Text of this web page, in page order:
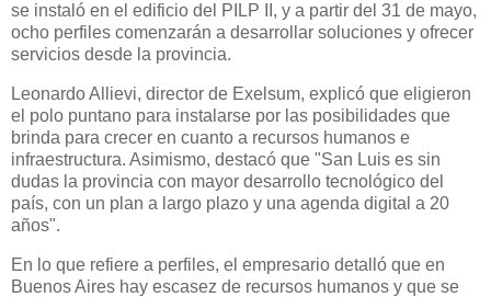
se instaló en el edificio del PILP II, y a partir del 31 de mayo,
ocho perfiles comenzarán a desarrollar soluciones y ofrecer
servicios desde la provincia.
Leonardo Allievi, director de Exelsum, explicó que eligieron
el polo puntano para instalarse por las posibilidades que
brinda para crecer en cuanto a recursos humanos e
infraestructura. Asimismo, destacó que "San Luis es sin
dudas la provincia con mayor desarrollo tecnológico del
país, con un plan a largo plazo y una agenda digital a 20
años".
En lo que refiere a perfiles, el empresario detalló que en
Buenos Aires hay escasez de recursos humanos y que se